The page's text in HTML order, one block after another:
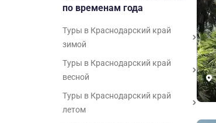
по временам года
Туры в Краснодарский край
зимой
Туры в Краснодарский край
весной
Туры в Краснодарский край
летом